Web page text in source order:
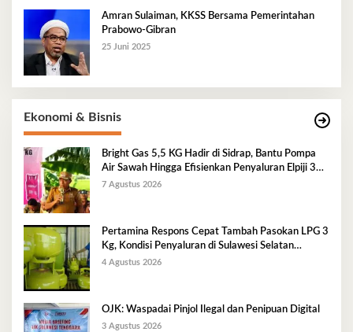
Amran Sulaiman, KKSS Bersama Pemerintahan
Prabowo-Gibran
25 Juni 2025
Ekonomi & Bisnis
Bright Gas 5,5 KG Hadir di Sidrap, Bantu Pompa
Air Sawah Hingga Efisienkan Penyaluran Elpiji 3
Kg
7 Agustus 2026
Pertamina Respons Cepat Tambah Pasokan LPG 3
Kg, Kondisi Penyaluran di Sulawesi Selatan
Berlangsung Kondusif
4 Agustus 2026
OJK: Waspadai Pinjol Ilegal dan Penipuan Digital
3 Agustus 2026